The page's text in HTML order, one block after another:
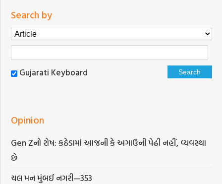
Search by
Gujarati Keyboard
Opinion
Gen Zનો રોષ: કઠેડામાં આજની કે અગાઉની પેઢી નહીં, વ્યવસ્થા
છે
ચલ મન મુંબઈ નગરી—353